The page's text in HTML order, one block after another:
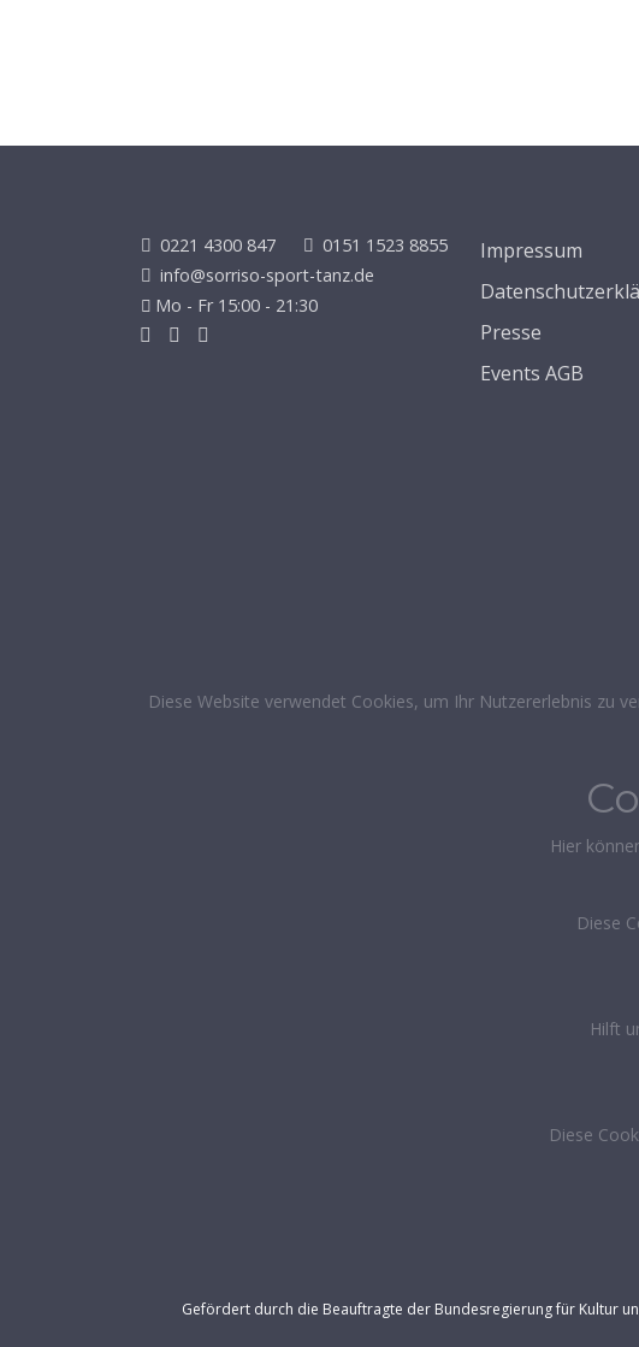
0221 4300 847
0151 1523 8855
info@sorriso-sport-tanz.de
Mo - Fr 15:00 - 21:30
Impressum
Presse
Events AGB
Diese Website verwendet Cookies, um Ihr Nutzererlebnis zu
Hier
Diese
Hilft
Diese
Gefördert durch die Beauftragte der Bundesregierung für Kultur